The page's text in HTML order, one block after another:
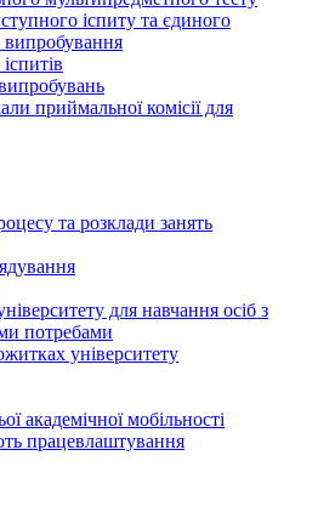
іспиту та єдиного
випробування
приймальної комісії для
та розклади занять
для навчання осіб з
потребами
університету
академічної мобільності
працевлаштування